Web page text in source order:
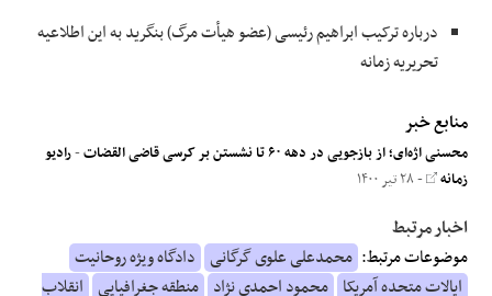
درباره ترکیب ابراهیم رئیسی (عضو هیأت مرگ) بنگرید به این اطلاعیه
تحریریه زمانه
منابع خبر
محسنی اژه‌ای؛ از بازجویی در دهه ۶۰ تا نشستن بر کرسی قاضی القضات -رادیو
زمانه - ۲۸ تیر ۱۴۰۰
اخبار مرتبط
موضوعات مرتبط: محمدعلی علوی گرگانی دادگاه ویژه روحانیت
ایالات متحده آمریکا محمود احمدی نژاد منطقه جغرافیایی انقلاب